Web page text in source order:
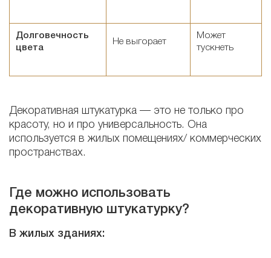
Долговечность
цвета
Не выгорает
Может
тускнеть
Декоративная штукатурка — это не только про
красоту, но и про универсальность. Она
используется в жилых помещениях/ коммерческих
пространствах.
Где можно использовать
декоративную штукатурку?
В жилых зданиях: